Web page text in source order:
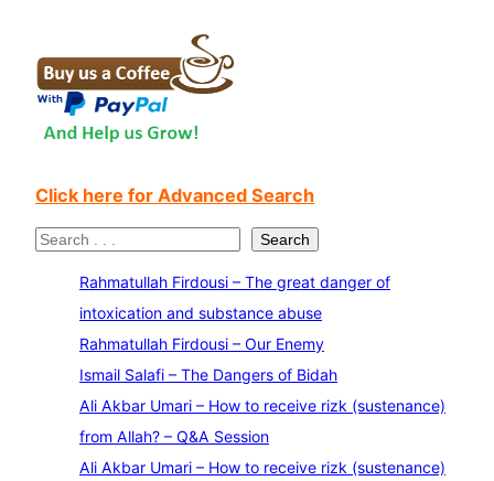
Click here for Advanced Search
S
Search
Rahmatullah Firdousi – The great danger of
intoxication and substance abuse
Rahmatullah Firdousi – Our Enemy
Ismail Salafi – The Dangers of Bidah
Ali Akbar Umari – How to receive rizk (sustenance)
from Allah? – Q&A Session
Ali Akbar Umari – How to receive rizk (sustenance)